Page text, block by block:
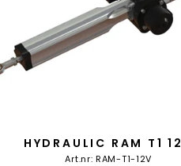
HYDRAULIC RAM T1
Art.nr: RAM-T1-12V